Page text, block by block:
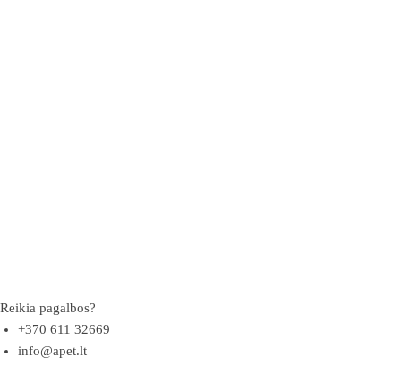
Reikia pagalbos?
+370 611 32669
info@apet.lt